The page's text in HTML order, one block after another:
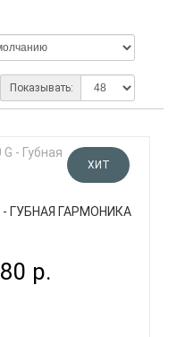
Показывать:
ХИТ
G - ГУБНАЯ ГАРМОНИКА
р.